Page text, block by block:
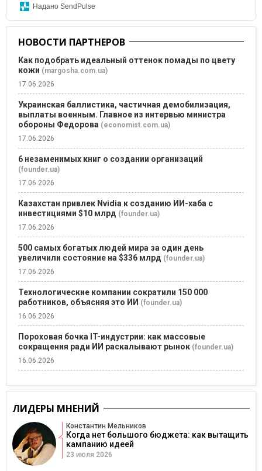
Надано SendPulse
НОВОСТИ ПАРТНЕРОВ
Как подобрать идеальный оттенок помады по цвету
кожи (margosha.com.ua)
17.06.2026
Украинская баллистика, частичная демобилизация,
выплаты военным. Главное из интервью министра
обороны Федорова (economist.com.ua)
17.06.2026
6 незаменимых книг о создании организаций
(founder.ua)
17.06.2026
Казахстан привлек Nvidia к созданию ИИ-хаба с
инвестициями $10 млрд (founder.ua)
17.06.2026
500 самых богатых людей мира за один день
увеличили состояние на $336 млрд (founder.ua)
17.06.2026
Технологические компании сократили 150 000
работников, объясняя это ИИ (founder.ua)
16.06.2026
Пороховая бочка IT-индустрии: как массовые
сокращения ради ИИ раскалывают рынок (founder.ua)
16.06.2026
ЛИДЕРЫ МНЕНИЙ
Константин Мельников
Когда нет большого бюджета: как вытащить
кампанию идеей
23 июля 2026